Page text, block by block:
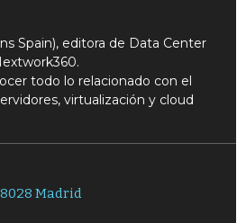
Spain), editora de Data Center
todo lo relacionado con el
virtualización y cloud
Madrid